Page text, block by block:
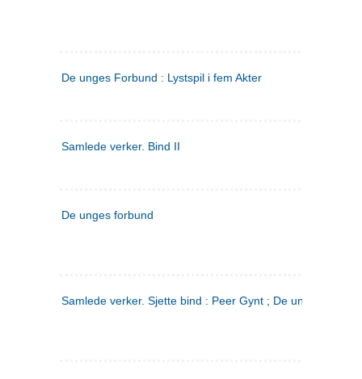
De unges Forbund : Lystspil i fem Akter
Samlede verker. Bind II
De unges forbund
Samlede verker. Sjette bind : Peer Gynt ; De unges